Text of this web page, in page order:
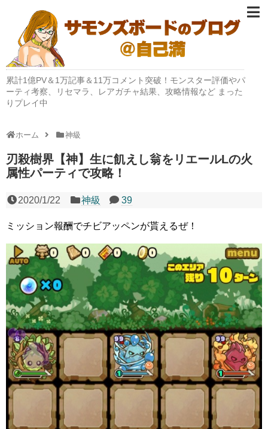
累計1億PV＆1万記事＆11万コメント突破！モンスター評価やパ
ーティ考察、リセマラ、レアガチャ結果、攻略情報など まった
りプレイ中
ホーム 神級
刃殺樹界【神】生に飢えし翁をリエールLの火
属性パーティで攻略！
2020/1/22 神級 39
ミッション報酬でチビアッペンが貰えるぜ！